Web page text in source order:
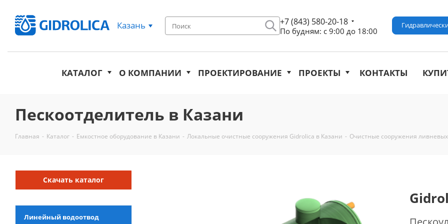
Казань +7 (843) 580-20-18
По будням: с 9:00 до 18:00
КАТАЛОГ О КОМПАНИИ ПРОЕКТИРОВАНИЕ ПРОЕКТЫ КОНТАКТЫ
Пескоотделитель в Казани
Главная - Каталог - Емкостное оборудование в Казани - Локальные очистные сооружения Gidrolica в Казани - Очистные сооружения ливневых
Скачать каталог
Линейный водоотвод